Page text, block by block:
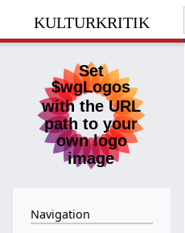
kulturkritik
Navigation